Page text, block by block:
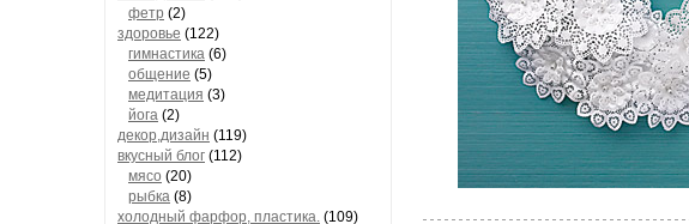
фетр (2)
здоровье (122)
гимнастика (6)
общение (5)
медитация (3)
йога (2)
декор,дизайн (119)
вкусный блог (112)
мясо (20)
рыбка (8)
холодный фарфор, пластика. (109)